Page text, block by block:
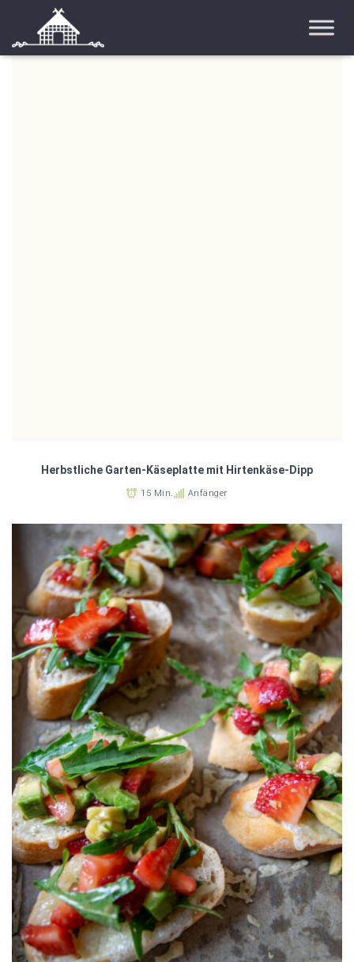
Herbstliche Garten-Käseplatte mit Hirtenkäse-Dipp
15 Min. Anfänger